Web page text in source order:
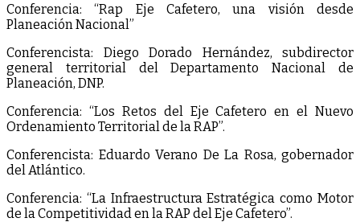
Conferencia: “Rap Eje Cafetero, una visión desde
Planeación Nacional”
Conferencista: Diego Dorado Hernández, subdirector
general territorial del Departamento Nacional de
Planeación, DNP.
Conferencia: “Los Retos del Eje Cafetero en el Nuevo
Ordenamiento Territorial de la RAP”.
Conferencista: Eduardo Verano De La Rosa, gobernador
del Atlántico.
Conferencia: “La Infraestructura Estratégica como Motor
de la Competitividad en la RAP del Eje Cafetero”.